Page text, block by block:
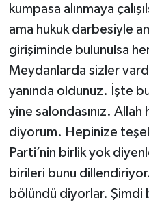
kumpasa alınmaya
ama hukuk darbesiyle
girişiminde bulunulsa
Meydanlarda sizler
yanında oldunuz. İşte
yine salondasınız. Allah
diyorum. Hepinize
Parti’nin birlik yok
birileri bunu
bölündü diyorlar. Şimdi